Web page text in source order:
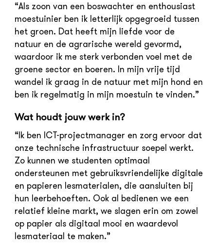
“Als zoon van een boswachter en enthousiast
moestuinier ben ik letterlijk opgegroeid tussen
het groen. Dat heeft mijn liefde voor de
natuur en de agrarische wereld gevormd,
waardoor ik me sterk verbonden voel met de
groene sector en boeren. In mijn vrije tijd
wandel ik graag in de natuur met mijn hond en
ben ik regelmatig in mijn moestuin te vinden.”
Wat houdt jouw werk in?
“Ik ben ICT-projectmanager en zorg ervoor dat
onze technische infrastructuur soepel werkt.
Zo kunnen we studenten optimaal
ondersteunen met gebruiksvriendelijke digitale
en papieren lesmaterialen, die aansluiten bij
hun leerbehoeften. Ook al bedienen we een
relatief kleine markt, we slagen erin om zowel
op papier als digitaal mooi en waardevol
lesmateriaal te maken.”